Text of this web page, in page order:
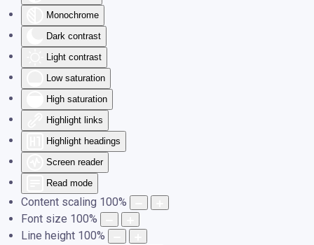
Monochrome
Dark contrast
Light contrast
Low saturation
High saturation
Highlight links
Highlight headings
Screen reader
Read mode
Content scaling 100%
Font size 100%
Line height 100%